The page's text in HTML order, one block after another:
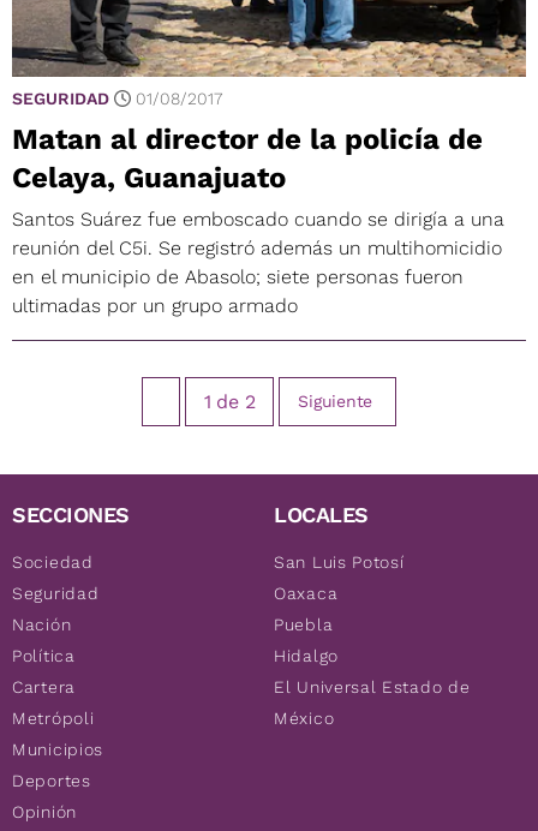
SEGURIDAD 01/08/2017
Matan al director de la policía de
Celaya, Guanajuato
Santos Suárez fue emboscado cuando se dirigía a una
reunión del C5i. Se registró además un multihomicidio
en el municipio de Abasolo; siete personas fueron
ultimadas por un grupo armado
1 de 2 Siguiente
SECCIONES
Sociedad
Seguridad
Nación
Política
Cartera
Metrópoli
Municipios
Deportes
Opinión
LOCALES
San Luis Potosí
Oaxaca
Puebla
Hidalgo
El Universal Estado de
México